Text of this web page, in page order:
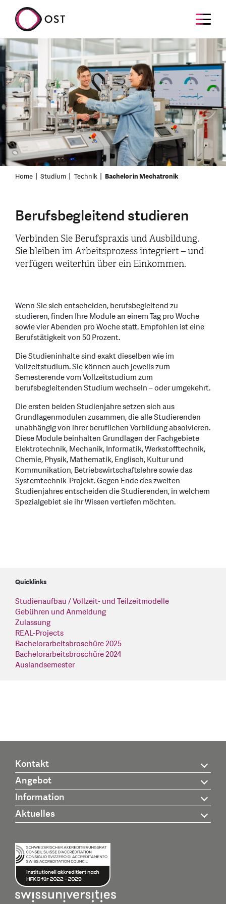
Home Studium Technik Bachelor in Mechatronik
Berufsbegleitend studieren
Verbinden Sie Berufspraxis und Ausbildung.
Sie bleiben im Arbeitsprozess integriert – und
verfügen weiterhin über ein Einkommen.
Wenn Sie sich entscheiden, berufsbegleitend zu
studieren, finden Ihre Module an einem Tag pro Woche
sowie vier Abenden pro Woche statt. Empfohlen ist eine
Berufstätigkeit von 50 Prozent.
Die Studieninhalte sind exakt dieselben wie im
Vollzeitstudium. Sie können auch jeweils zum
Semesterende vom Vollzeitstudium zum
berufsbegleitenden Studium wechseln – oder umgekehrt.
Die ersten beiden Studienjahre setzen sich aus
Grundlagenmodulen zusammen, die alle Studierenden
unabhängig von ihrer beruflichen Vorbildung absolvieren.
Diese Module beinhalten Grundlagen der Fachgebiete
Elektrotechnik, Mechanik, Informatik, Werkstofftechnik,
Chemie, Physik, Mathematik, Englisch, Kultur und
Kommunikation, Betriebswirtschaftslehre sowie das
Systemtechnik-Projekt. Gegen Ende des zweiten
Studienjahres entscheiden die Studierenden, in welchem
Spezialgebiet sie ihr Wissen vertiefen möchten.
Quicklinks
Studienaufbau / Vollzeit- und Teilzeitmodelle
Gebühren und Anmeldung
Zulassung
REAL-Projects
Bachelorarbeitsbroschüre 2025
Bachelorarbeitsbroschüre 2024
Auslandsemester
Kontakt
Angebot
Information
Aktuelles